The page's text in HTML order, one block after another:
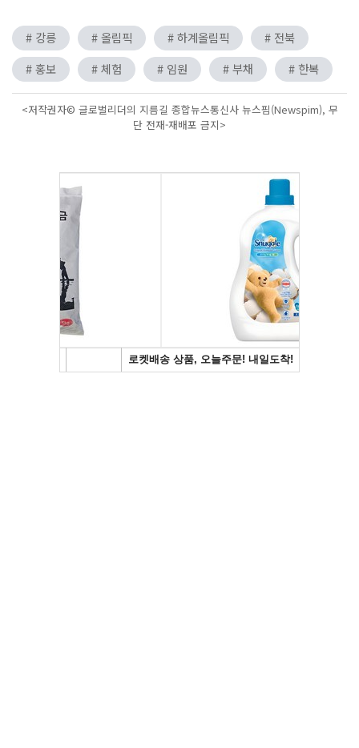
# 강릉 # 올림픽 # 하계올림픽
# 전북
# 홍보
# 체험 # 임원 # 부채 # 한복
<저작권자© 글로벌리더의 지름길 종합뉴스통신사 뉴스핌(Newspim), 무
단 전재-재배포 금지>